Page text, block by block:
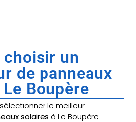
choisir un
de panneaux
Boupère
le meilleur
solaires à Le Boupère